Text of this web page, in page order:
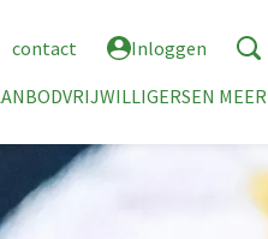
contact
Inloggen
VRIJWILLIGERSEN MEER